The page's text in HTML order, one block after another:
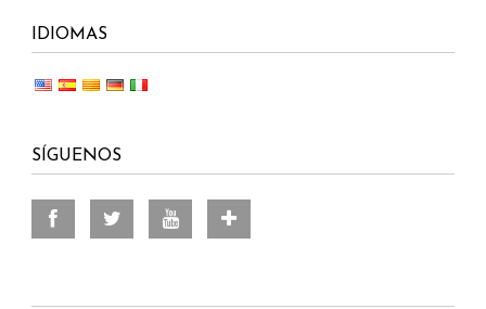
IDIOMAS
SÍGUENOS